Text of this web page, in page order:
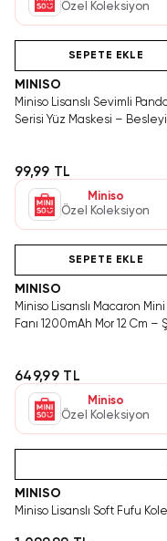
Özel Koleksiyon
SEPETE EKLE
MINISO
Miniso Lisanslı Sevimli
Serisi Yüz Maskesi –
99,99 TL
Miniso
Özel Koleksiyon
SEPETE EKLE
MINISO
Miniso Lisanslı Macaron Mini
Fanı 1200mAh Mor 12 Cm –
649,99 TL
Miniso
Özel Koleksiyon
MINISO
Miniso Lisanslı Soft Fufu